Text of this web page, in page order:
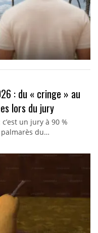
: du « cringe » au
lors du jury
un jury à 90 %
du…